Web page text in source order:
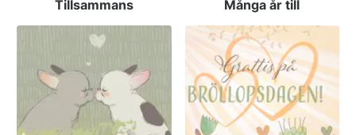
Tillsammans Många år till